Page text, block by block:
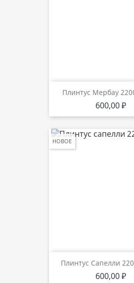
Плинтус Мербау
Цена
600,00 ₽
Плинтус Сапелли
Цена
600,00 ₽
НОВОЕ